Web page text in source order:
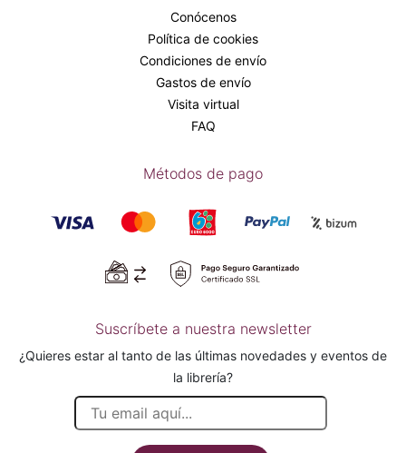
Conócenos
Política de cookies
Condiciones de envío
Gastos de envío
Visita virtual
FAQ
Métodos de pago
Suscríbete a nuestra newsletter
¿Quieres estar al tanto de las últimas novedades y eventos de
la librería?